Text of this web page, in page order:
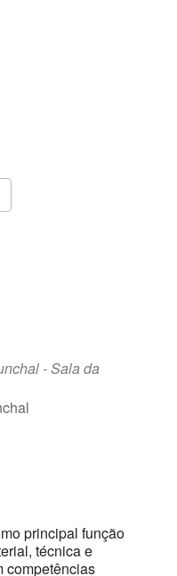
- Sala da
principal função
técnica e
competências